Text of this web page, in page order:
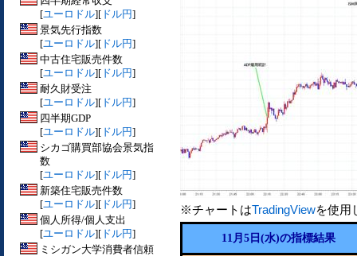
[ユーロドル][ ドル円]
景気先行指数
[ユーロドル][ ドル円]
中古住宅販売件数
[ユーロドル][ ドル円]
耐久財受注
[ユーロドル][ ドル円]
四半期GDP
[ユーロドル][ ドル円]
シカゴ購買部協会景気指
数
[ユーロドル][ ドル円]
新築住宅販売件数
[ユーロドル][ ドル円]
個人所得/個人支出
[ユーロドル][ ドル円]
ミシガン大学消費者信頼
※チャートはTradingViewを使用
11月5日(水)の指標結果